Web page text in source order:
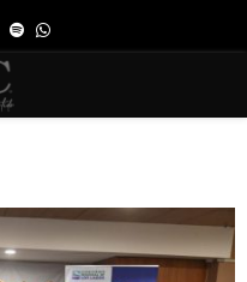
SpotifyWhatsapp